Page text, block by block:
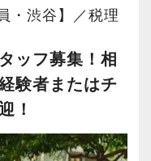
た。
など最先端の技
特徴です。
学校が近くにあ
増床するなど、
実現できます。
という気持ちを
ップが可能で
・渋谷】／税理
ッフ募集！相
験者またはチ
！